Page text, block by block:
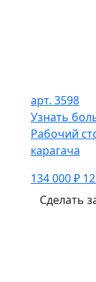
арт. 3598
Узнать
Рабочий
карагача
134 000 ₽
Сделать